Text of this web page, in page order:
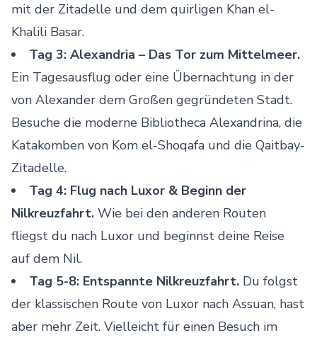
mit der Zitadelle und dem quirligen Khan el-
Khalili Basar.
Tag 3: Alexandria – Das Tor zum Mittelmeer.
Ein Tagesausflug oder eine Übernachtung in der
von Alexander dem Großen gegründeten Stadt.
Besuche die moderne Bibliotheca Alexandrina, die
Katakomben von Kom el-Shoqafa und die Qaitbay-
Zitadelle.
Tag 4: Flug nach Luxor & Beginn der
Nilkreuzfahrt. Wie bei den anderen Routen
fliegst du nach Luxor und beginnst deine Reise
auf dem Nil.
Tag 5-8: Entspannte Nilkreuzfahrt. Du folgst
der klassischen Route von Luxor nach Assuan, hast
aber mehr Zeit. Vielleicht für einen Besuch im